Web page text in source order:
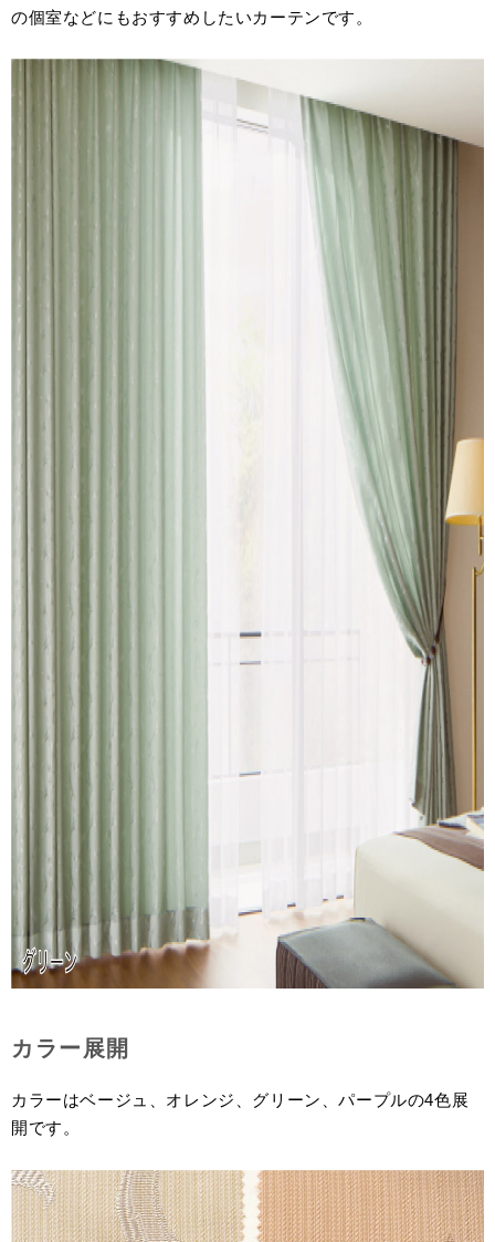
の個室などにもおすすめしたいカーテンです。
カラー展開
カラーはベージュ、オレンジ、グリーン、パープルの4色展
開です。